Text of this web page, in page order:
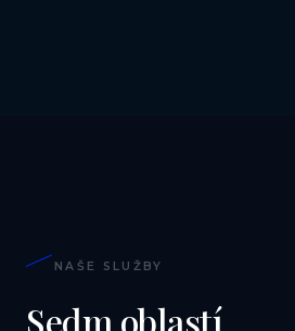
NAŠE SLUŽBY
Sedm oblastí,